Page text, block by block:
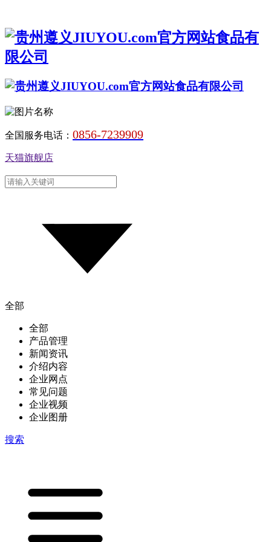
全国服务电话： 0856-7239909
天猫旗舰店
全部
全部
产品管理
新闻资讯
介绍内容
企业网点
常见问题
企业视频
企业图册
搜索